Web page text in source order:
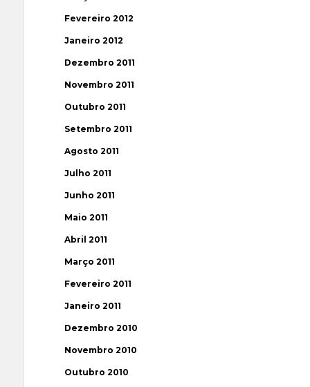
Fevereiro 2012
Janeiro 2012
Dezembro 2011
Novembro 2011
Outubro 2011
Setembro 2011
Agosto 2011
Julho 2011
Junho 2011
Maio 2011
Abril 2011
Março 2011
Fevereiro 2011
Janeiro 2011
Dezembro 2010
Novembro 2010
Outubro 2010